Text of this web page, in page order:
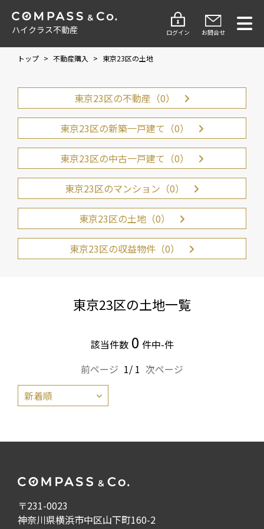
ハイクラス不動産 ログイン お問合せ
トップ > 不動産購入 > 東京23区の土地
東京23区の不動産（0）
東京23区の新築一戸建て（0）
東京23区の中古一戸建て（0）
東京23区のマンション（0）
東京23区の土地（0）
東京23区の収益物件（0）
東京23区の土地一覧
該当件数 0 件中-件
前ページ 1/ 1 次ページ
〒231-0023
神奈川県横浜市中区山下町160-2